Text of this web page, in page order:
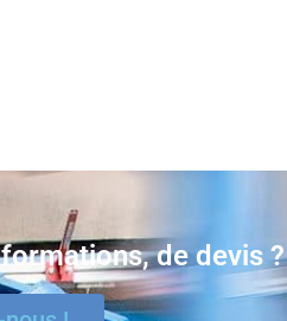
de devis ?